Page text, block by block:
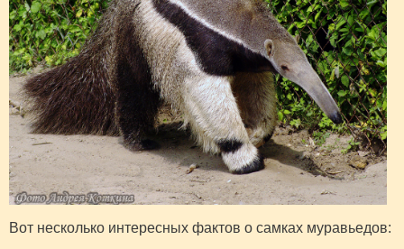
Вот несколько интересных фактов о самках муравьедов: